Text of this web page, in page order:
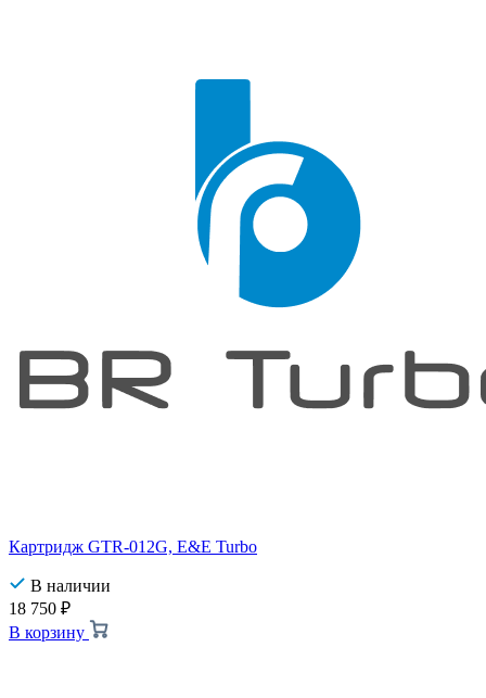
Картридж GTR-012G, E&E Turbo
В наличии
18 750 ₽
В корзину